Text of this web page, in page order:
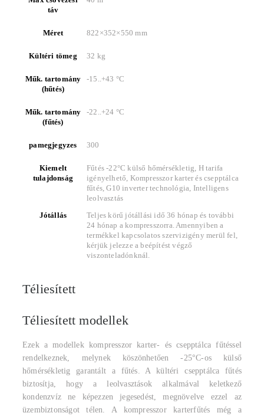
táv
Méret 822×352×550 mm
Kültéri tömeg 32 kg
Műk. tartomány
(hűtés)
-15..+43 °C
Műk. tartomány
(fűtés)
-22..+24 °C
pamegjegyzes 300
Kiemelt
tulajdonság
Fűtés -22°C külső hőmérsékletig, H tarifa
igényelhető, Kompresszor karter és csepptálca
fűtés, G10 inverter technológia, Intelligens
leolvasztás
Jótállás
Teljes körű jótállási idő 36 hónap és további
24 hónap a kompresszorra. Amennyiben a
termékkel kapcsolatos szervizigény merül fel,
kérjük jelezze a beépítést végző
viszonteladónknál.
Téliesített
Téliesített modellek
Ezek a modellek kompresszor karter- és csepptálca fűtéssel
rendelkeznek, melynek köszönhetően -25°C-os külső
hőmérsékletig garantált a fűtés. A kültéri csepptálca fűtés
biztosítja, hogy a leolvasztások alkalmával keletkező
kondenzvíz ne képezzen jegesedést, megnövelve ezzel az
üzembiztonságot télen. A kompresszor karterfűtés még a